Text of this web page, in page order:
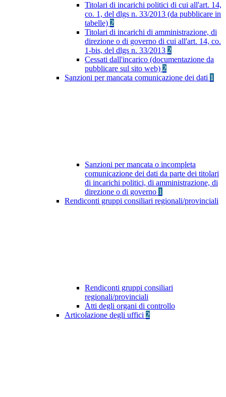
Titolari di incarichi politici di cui all'art. 14,
co. 1, del dlgs n. 33/2013 (da pubblicare in
tabelle) 2
Titolari di incarichi di amministrazione, di
direzione o di governo di cui all'art. 14, co.
1-bis, del dlgs n. 33/2013 2
Cessati dall'incarico (documentazione da
pubblicare sul sito web) 2
Sanzioni per mancata comunicazione dei dati 1
Sanzioni per mancata o incompleta
comunicazione dei dati da parte dei titolari
di incarichi politici, di amministrazione, di
direzione o di governo 1
Rendiconti gruppi consiliari regionali/provinciali
Rendiconti gruppi consiliari
regionali/provinciali
Atti degli organi di controllo
Articolazione degli uffici 2